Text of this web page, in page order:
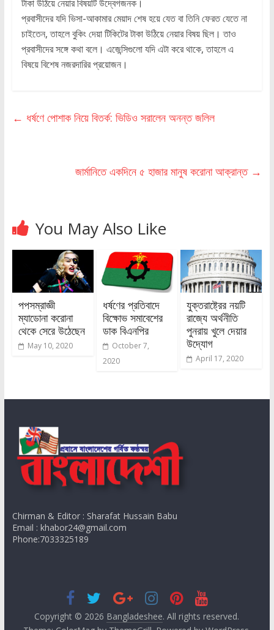
টাকা উঠিয়ে নেয়ার বিষয়টি উদ্বেগজনক।
প্রবাসীদের যদি ভিসা-আকামার মেয়াদ শেষ হয়ে যেত বা তিনি ফেরত যেতে না
চাইতেন, তাহলে বুকিং দেয়া টিকিটের টাকা উঠিয়ে নেয়ার বিষয় ছিল। তাও
প্রবাসীদের সঙ্গে কথা বলে। এজেন্সিগুলো যদি এটা করে থাকে, তাহলে এ
বিষয়ে বিশেষ নজরদারির প্রয়োজন।
← ধর্ষণে পোশাক নিয়ে বিতর্ক: ভিডিও সরালেন অনন্ত জলিল
জার্মানিতে একদিনে ৫ হাজার মানুষ করোনা আক্রান্ত →
You May Also Like
পপসম্রাজ্ঞী
ম্যাডোনা করোনা
থেকে সেরে উঠেছেন
May 10, 2020
ধর্ষণের প্রতিবাদে
বিক্ষোভ সমাবেশের
ডাক বিএনপির
October 7,
2020
যুক্তরাষ্ট্রের নয়টি
রাজ্যে অর্থনীতি
পুনরায় খুলে দেয়ার
উদ্যোগ
April 17, 2020
Chirman & Editor : Sharafat Hussain Babu
Email : khabor24@gmail.com
Phone:7033325189
Copyright © 2026 Bangladeshee. All rights reserved.